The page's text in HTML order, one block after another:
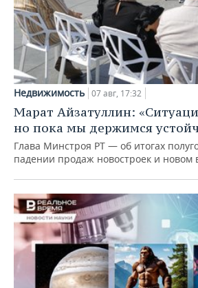
Недвижимость 07 авг, 17:32
Марат Айзатуллин:
но пока мы держимся
Глава Минстроя РТ — об итогах
падении продаж новостроек и новом